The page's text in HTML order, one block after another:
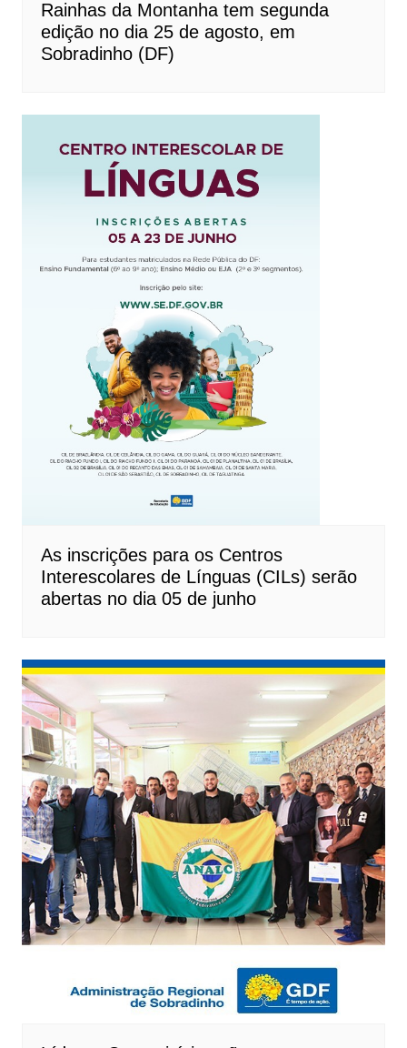
Rainhas da Montanha tem segunda
edição no dia 25 de agosto, em
Sobradinho (DF)
As inscrições para os Centros
Interescolares de Línguas (CILs) serão
abertas no dia 05 de junho